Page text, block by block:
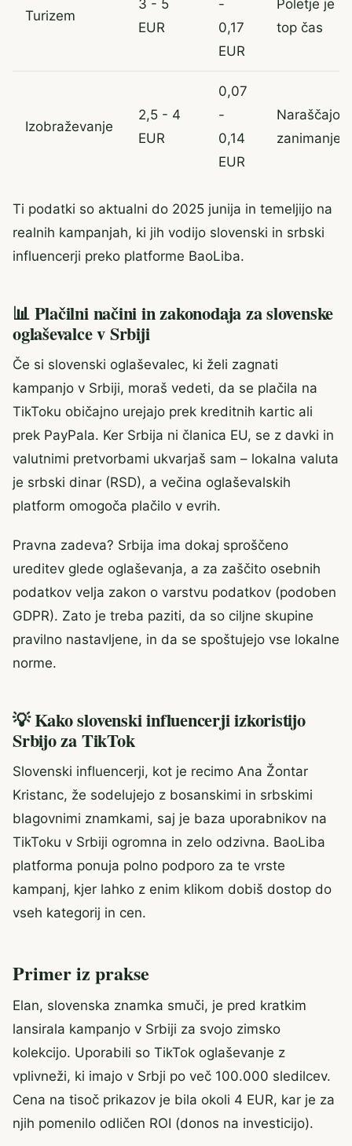
Turizem
3 - 5
EUR
-
0,17
EUR
Poletje je
top čas
Izobraževanje
2,5 - 4
EUR
0,07
-
0,14
EUR
zanimanje
Ti podatki so aktualni do 2025 junija in temeljijo na
realnih kampanjah, ki jih vodijo slovenski in srbski
influencerji preko platforme BaoLiba.
📊 Plačilni načini in zakonodaja za slovenske
oglaševalce v Srbiji
Če si slovenski oglaševalec, ki želi zagnati
kampanjo v Srbiji, moraš vedeti, da se plačila na
TikToku običajno urejajo prek kreditnih kartic ali
prek PayPala. Ker Srbija ni članica EU, se z davki in
valutnimi pretvorbami ukvarjaš sam – lokalna valuta
je srbski dinar (RSD), a večina oglaševalskih
platform omogoča plačilo v evrih.
Pravna zadeva? Srbija ima dokaj sproščeno
ureditev glede oglaševanja, a za zaščito osebnih
podatkov velja zakon o varstvu podatkov (podoben
GDPR). Zato je treba paziti, da so ciljne skupine
pravilno nastavljene, in da se spoštujejo vse lokalne
norme.
💡 Kako slovenski influencerji izkoristijo
Srbijo za TikTok
Slovenski influencerji, kot je recimo Ana Žontar
Kristanc, že sodelujejo z bosanskimi in srbskimi
blagovnimi znamkami, saj je baza uporabnikov na
TikToku v Srbiji ogromna in zelo odzivna. BaoLiba
platforma ponuja polno podporo za te vrste
kampanj, kjer lahko z enim klikom dobiš dostop do
vseh kategorij in cen.
Primer iz prakse
Elan, slovenska znamka smuči, je pred kratkim
lansirala kampanjo v Srbiji za svojo zimsko
kolekcijo. Uporabili so TikTok oglaševanje z
vplivneži, ki imajo v Srbji po več 100.000 sledilcev.
Cena na tisoč prikazov je bila okoli 4 EUR, kar je za
njih pomenilo odličen ROI (donos na investicijo).